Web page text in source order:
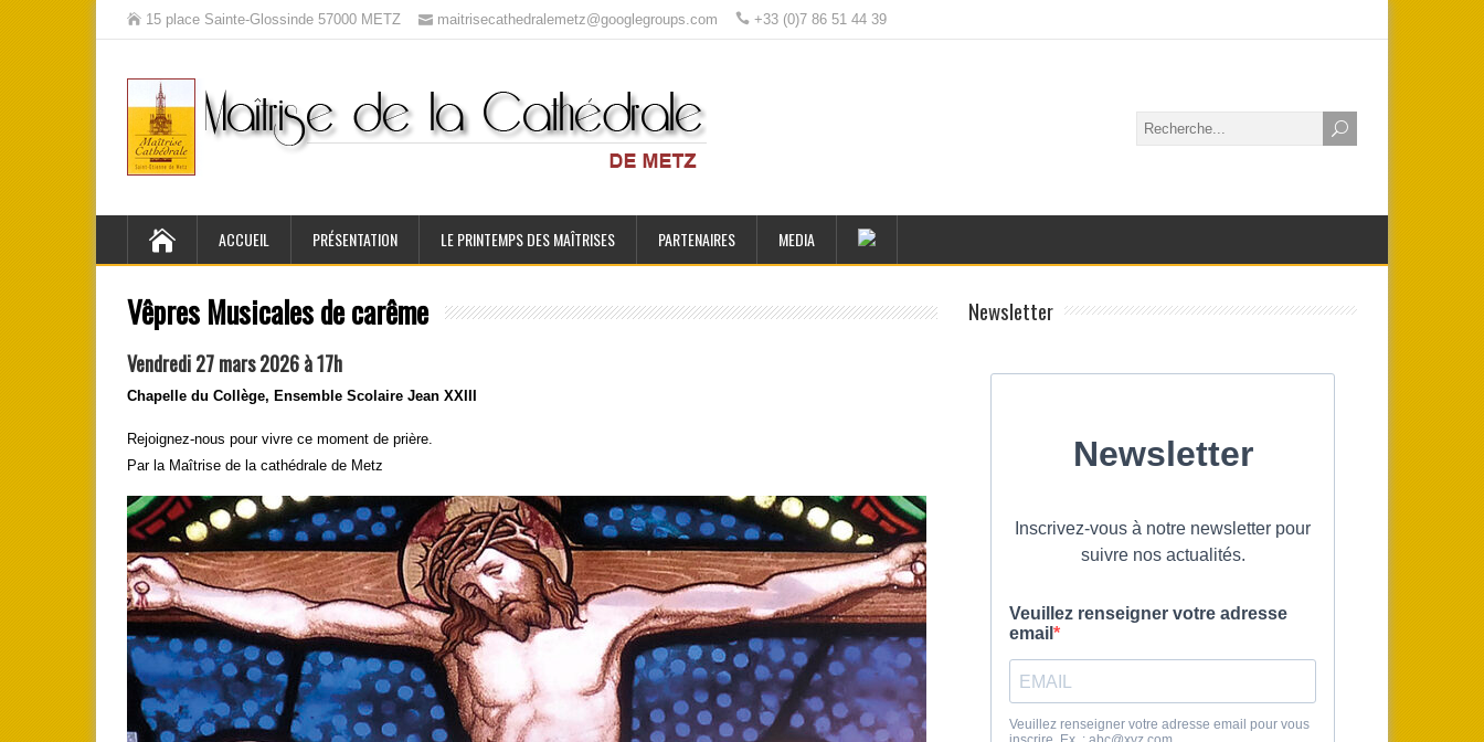
15 place Sainte-Glossinde 57000 METZ maitrisecathedralemetz@googlegroups.com +33 (0)7 86 51 44 39
ACCUEIL PRÉSENTATION LE PRINTEMPS DES MAÎTRISES PARTENAIRES MEDIA
Vêpres Musicales de carême
Vendredi 27 mars 2026 à 17h
Chapelle du Collège, Ensemble Scolaire Jean XXIII
Rejoignez-nous pour vivre ce moment de prière.
Par la Maîtrise de la cathédrale de Metz
Newsletter